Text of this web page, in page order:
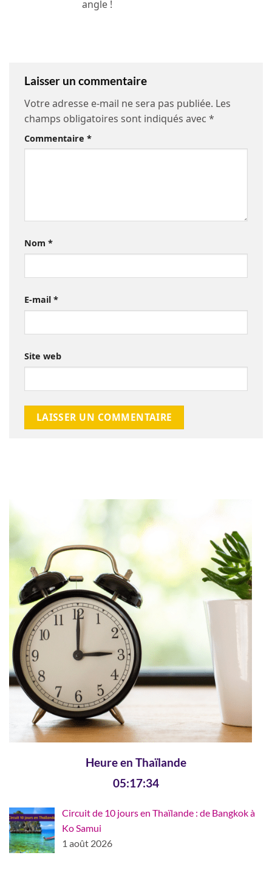
angle !
Laisser un commentaire
Votre adresse e-mail ne sera pas publiée. Les
champs obligatoires sont indiqués avec *
Commentaire *
Nom *
E-mail *
Site web
Heure en Thaïlande
05:17:35
Circuit de 10 jours en Thaïlande : de Bangkok à
Ko Samui
1 août 2026